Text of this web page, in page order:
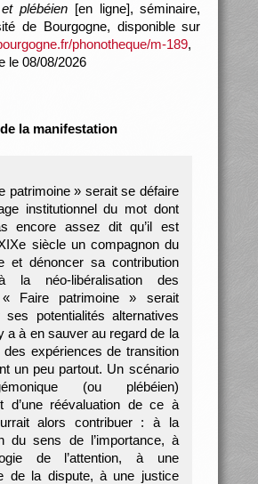
plébéien [en ligne], séminaire,
de Bourgogne, disponible sur
phonotheque/m-189,
le 08/08/2026
la manifestation
patrimoine » serait se défaire
institutionnel du mot dont
encore assez dit qu’il est
siècle un compagnon du
et dénoncer sa contribution
la néo-libéralisation des
« Faire patrimoine » serait
ses potentialités alternatives
a à en sauver au regard de la
des expériences de transition
un peu partout. Un scénario
(ou plébéien)
d’une réévaluation de ce à
alors contribuer : à la
du sens de l’importance, à
de l’attention, à une
de la dispute, à une justice